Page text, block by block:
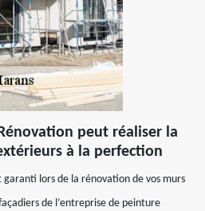
peut réaliser la
à la perfection
garanti lors de la rénovation de vos murs
de l’entreprise de peinture